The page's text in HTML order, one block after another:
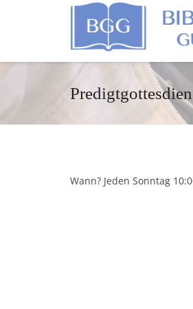
Wann? Jeden Sonntag